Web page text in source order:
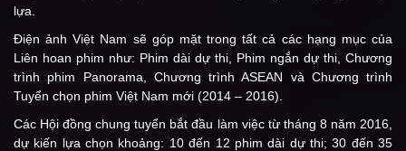
lựa.
Điện ảnh Việt Nam sẽ góp mặt trong tất cả các hạng mục của
Liên hoan phim như: Phim dài dự thi, Phim ngắn dự thi, Chương
trình phim Panorama, Chương trình ASEAN và Chương trình
Tuyển chọn phim Việt Nam mới (2014 – 2016).
Các Hội đồng chung tuyển bắt đầu làm việc từ tháng 8 năm 2016,
dự kiến lựa chọn khoảng: 10 đến 12 phim dài dự thi; 30 đến 35